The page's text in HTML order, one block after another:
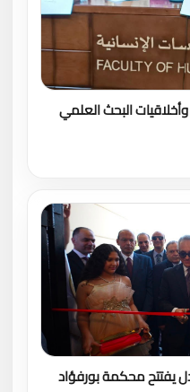
البحث العلمي
يفتتح محكمة بورفؤاد